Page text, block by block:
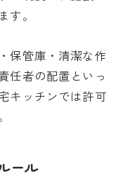
す。
保管庫・清潔な作
任者の配置といっ
キッチンでは許可
ール